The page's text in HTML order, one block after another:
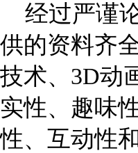
经过严谨
供的资料齐
技术、3D动
实性、趣味
性、互动性